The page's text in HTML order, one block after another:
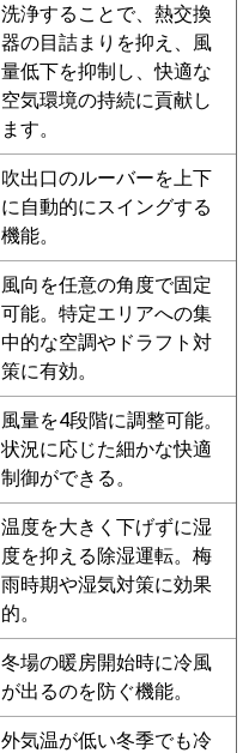
洗浄することで、熱交換
器の目詰まりを抑え、風
量低下を抑制し、快適な
空気環境の持続に貢献し
ます。
吹出口のルーバーを上下
に自動的にスイングする
機能。
風向を任意の角度で固定
可能。特定エリアへの集
中的な空調やドラフト対
策に有効。
風量を4段階に調整可能。
状況に応じた細かな快適
制御ができる。
温度を大きく下げずに湿
度を抑える除湿運転。梅
雨時期や湿気対策に効果
的。
冬場の暖房開始時に冷風
が出るのを防ぐ機能。
外気温が低い冬季でも冷